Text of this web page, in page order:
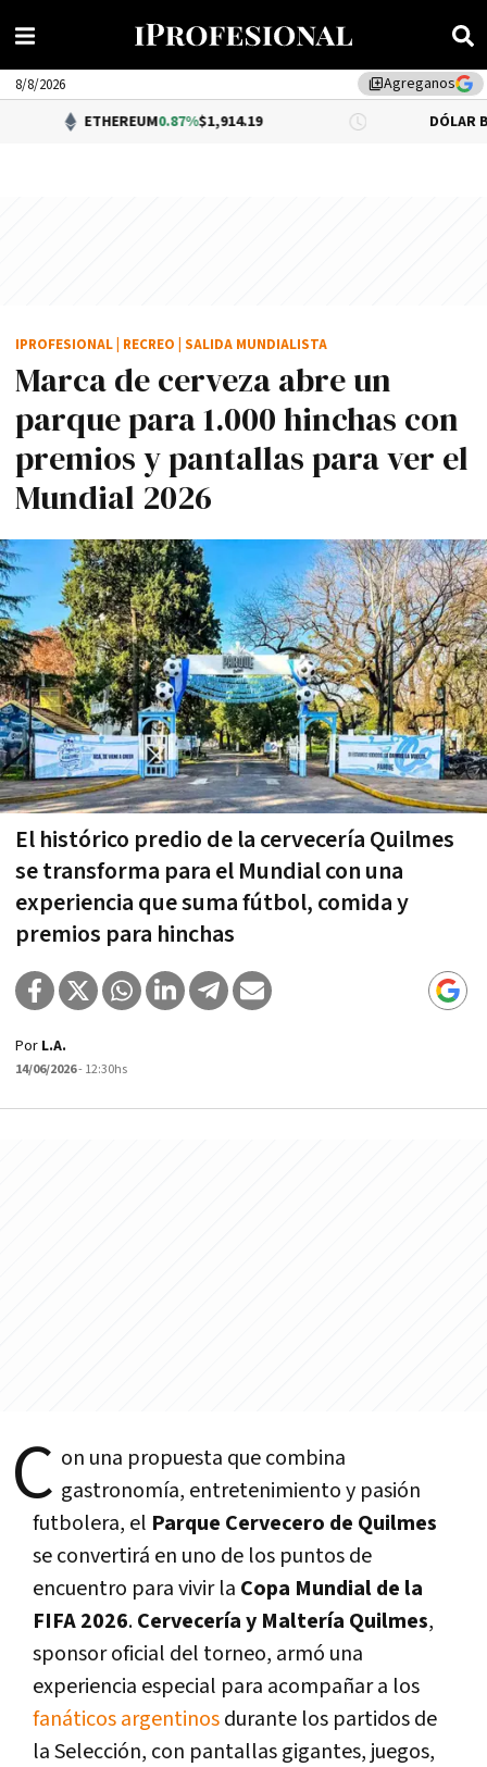
library_addAgreganos
8/8/2026
0.87%$1,914.19 DÓLAR BNA 0.34%
Marca de cerveza abre un
parque para 1.000 hinchas con
premios y pantallas para ver el
Mundial 2026
El histórico predio de la cervecería Quilmes
se transforma para el Mundial con una
experiencia que suma fútbol, comida y
premios para hinchas
IPROFESIONAL RECREO SALIDA MUNDIALISTA
Por L.A.
14/06/2026- 12:30hs
C on una propuesta que combina
gastronomía, entretenimiento y pasión
futbolera, el Parque Cervecero de Quilmes
se convertirá en uno de los puntos de
encuentro para vivir la Copa Mundial de la
FIFA 2026.Cervecería y Maltería Quilmes,
sponsor oficial del torneo, armó una
experiencia especial para acompañar a los
fanáticos argentinosdurante los partidos de
la Selección, con pantallas gigantes, juegos,